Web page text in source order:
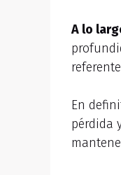
A lo
En
pérdida